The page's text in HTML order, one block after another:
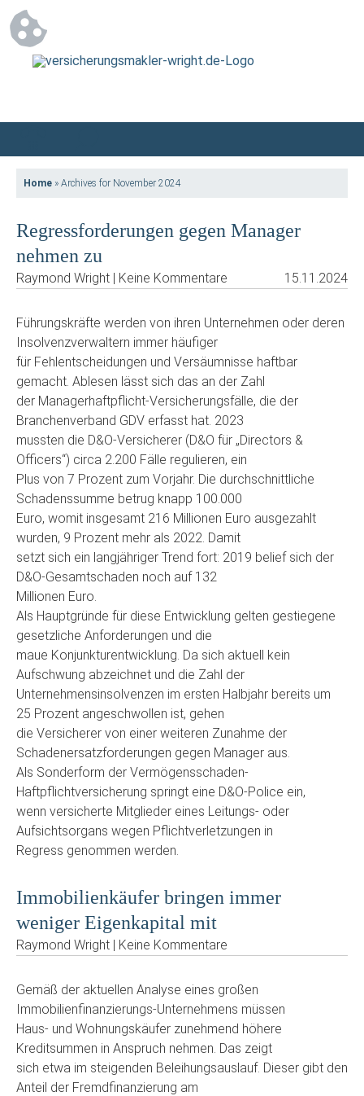
Home » Archives for November 2024
Regressforderungen gegen Manager
nehmen zu
Raymond Wright | Keine Kommentare 15.11.2024
Führungskräfte werden von ihren Unternehmen oder deren
Insolvenzverwaltern immer häufiger
für Fehlentscheidungen und Versäumnisse haftbar
gemacht. Ablesen lässt sich das an der Zahl
der Managerhaftpflicht-Versicherungsfälle, die der
Branchenverband GDV erfasst hat. 2023
mussten die D&O-Versicherer (D&O für „Directors &
Officers“) circa 2.200 Fälle regulieren, ein
Plus von 7 Prozent zum Vorjahr. Die durchschnittliche
Schadenssumme betrug knapp 100.000
Euro, womit insgesamt 216 Millionen Euro ausgezahlt
wurden, 9 Prozent mehr als 2022. Damit
setzt sich ein langjähriger Trend fort: 2019 belief sich der
D&O-Gesamtschaden noch auf 132
Millionen Euro.
Als Hauptgründe für diese Entwicklung gelten gestiegene
gesetzliche Anforderungen und die
maue Konjunkturentwicklung. Da sich aktuell kein
Aufschwung abzeichnet und die Zahl der
Unternehmensinsolvenzen im ersten Halbjahr bereits um
25 Prozent angeschwollen ist, gehen
die Versicherer von einer weiteren Zunahme der
Schadenersatzforderungen gegen Manager aus.
Als Sonderform der Vermögensschaden-
Haftpflichtversicherung springt eine D&O-Police ein,
wenn versicherte Mitglieder eines Leitungs- oder
Aufsichtsorgans wegen Pflichtverletzungen in
Regress genommen werden.
Immobilienkäufer bringen immer
weniger Eigenkapital mit
Raymond Wright | Keine Kommentare
Gemäß der aktuellen Analyse eines großen
Immobilienfinanzierungs-Unternehmens müssen
Haus- und Wohnungskäufer zunehmend höhere
Kreditsummen in Anspruch nehmen. Das zeigt
sich etwa im steigenden Beleihungsauslauf. Dieser gibt den
Anteil der Fremdfinanzierung am